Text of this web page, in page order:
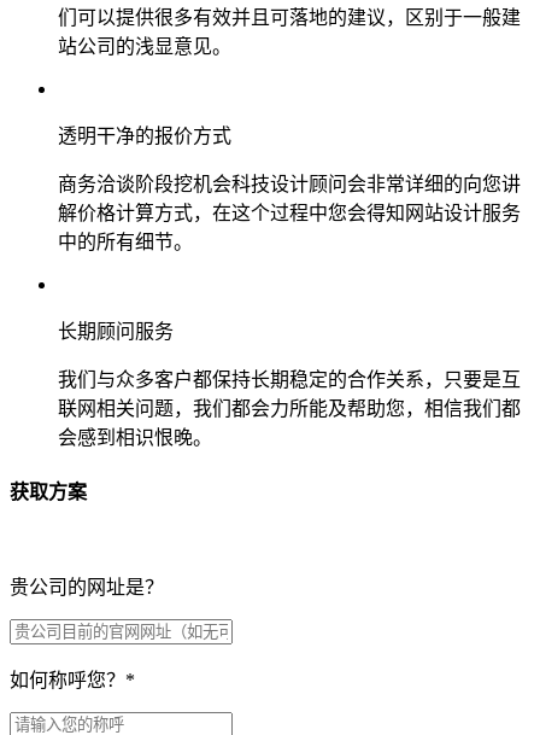
们可以提供很多有效并且可落地的建议，区别于一般建
站公司的浅显意见。
透明干净的报价方式
商务洽谈阶段挖机会科技设计顾问会非常详细的向您讲
解价格计算方式，在这个过程中您会得知网站设计服务
中的所有细节。
长期顾问服务
我们与众多客户都保持长期稳定的合作关系，只要是互
联网相关问题，我们都会力所能及帮助您，相信我们都
会感到相识恨晚。
获取方案
贵公司的网址是？
如何称呼您？ *